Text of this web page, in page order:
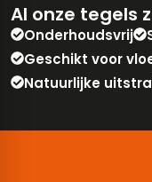
Al onze tegels
Onderhoudsvrij
Geschikt voor
Natuurlijke